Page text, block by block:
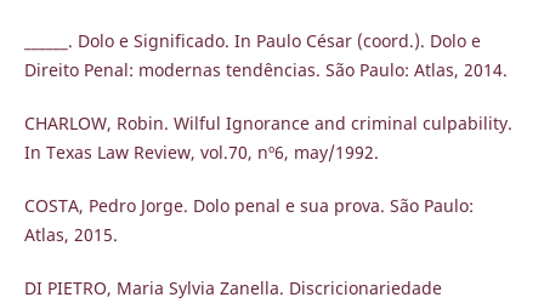
______. Dolo e Significado. In Paulo César (coord.). Dolo e
Direito Penal: modernas tendências. São Paulo: Atlas, 2014.
CHARLOW, Robin. Wilful Ignorance and criminal culpability.
In Texas Law Review, vol.70, nº6, may/1992.
COSTA, Pedro Jorge. Dolo penal e sua prova. São Paulo:
Atlas, 2015.
DI PIETRO, Maria Sylvia Zanella. Discricionariedade